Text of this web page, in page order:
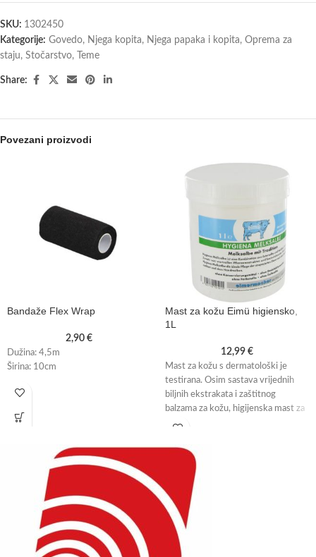
SKU: 1302450
Kategorije: Govedo, Njega kopita, Njega papaka i kopita, Oprema za
staju, Stočarstvo, Teme
Share:
Povezani proizvodi
Bandaže Flex Wrap
2,90 €
Dužina: 4,5m
Širina: 10cm
Mast za kožu Eimü higiensko,
1L
12,99 €
Mast za kožu s dermatološki je
testirana. Osim sastava vrijednih
biljnih ekstrakata i zaštitnog
balzama za kožu, higijenska mast za